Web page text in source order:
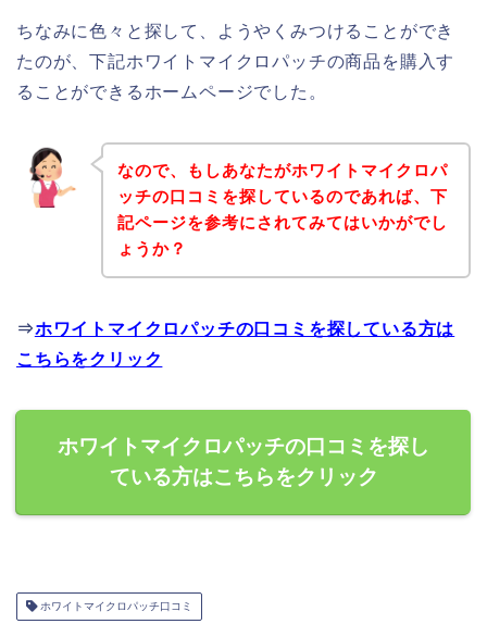
ちなみに色々と探して、ようやくみつけることができ
たのが、下記ホワイトマイクロパッチの商品を購入す
ることができるホームページでした。
なので、もしあなたがホワイトマイクロパ
ッチの口コミを探しているのであれば、下
記ページを参考にされてみてはいかがでし
ょうか？
⇒ホワイトマイクロパッチの口コミを探している方は
こちらをクリック
ホワイトマイクロパッチの口コミを探し
ている方はこちらをクリック
ホワイトマイクロパッチ口コミ